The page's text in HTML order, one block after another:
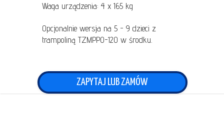
Waga urządzenia: 4 x 165 kg
Opcjonalnie wersja na 5 - 9 dzieci z
trampoliną TZMPPO-120 w środku.
ZAPYTAJ LUB ZAMÓW